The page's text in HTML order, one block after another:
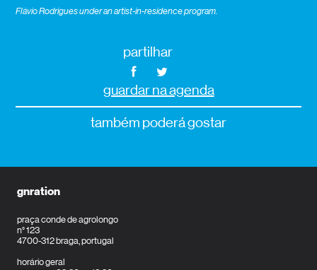
Flávio Rodrigues under an artist-in-residence program.
partilhar
guardar na agenda
também poderá gostar
gnration
praça conde de agrolongo
n° 123
4700-312 braga, portugal
horário geral